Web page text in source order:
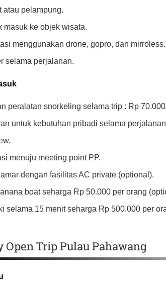
atau pelampung.
masuk ke objek wisata.
menggunakan drone, gopro, dan mirroless.
selama perjalanan.
peralatan snorkeling selama trip : Rp
untuk kebutuhan pribadi selama
menuju meeting point PP.
dengan fasilitas AC private (optional).
boat seharga Rp 50.000 per orang
selama 15 menit seharga Rp 500.000 per
Open Trip Pulau Pahawang